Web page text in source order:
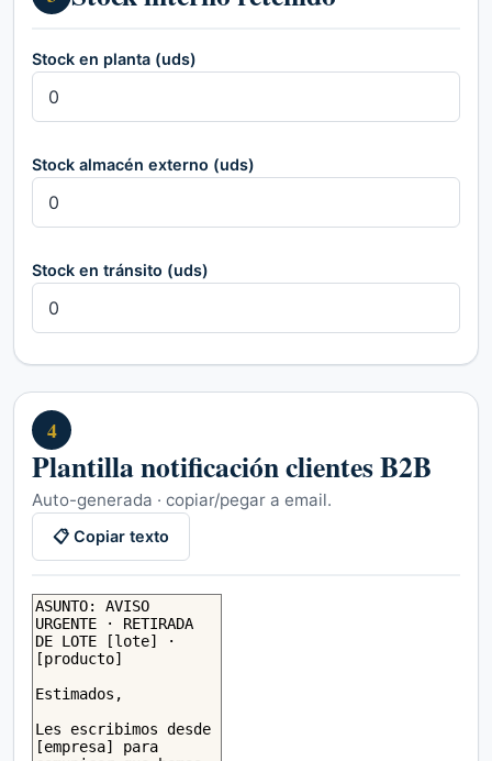
Stock en planta (uds)
Stock almacén externo (uds)
Stock en tránsito (uds)
4
Plantilla notificación clientes B2B
Auto-generada · copiar/pegar a email.
📋 Copiar texto